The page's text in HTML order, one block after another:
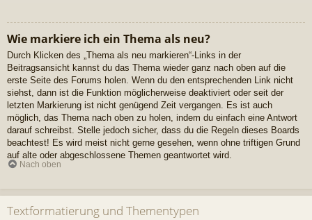
Wie markiere ich ein Thema als neu?
Durch Klicken des „Thema als neu markieren“-Links in der
Beitragsansicht kannst du das Thema wieder ganz nach oben auf die
erste Seite des Forums holen. Wenn du den entsprechenden Link nicht
siehst, dann ist die Funktion möglicherweise deaktiviert oder seit der
letzten Markierung ist nicht genügend Zeit vergangen. Es ist auch
möglich, das Thema nach oben zu holen, indem du einfach eine Antwort
darauf schreibst. Stelle jedoch sicher, dass du die Regeln dieses Boards
beachtest! Es wird meist nicht gerne gesehen, wenn ohne triftigen Grund
auf alte oder abgeschlossene Themen geantwortet wird.
Nach oben
Textformatierung und Thementypen